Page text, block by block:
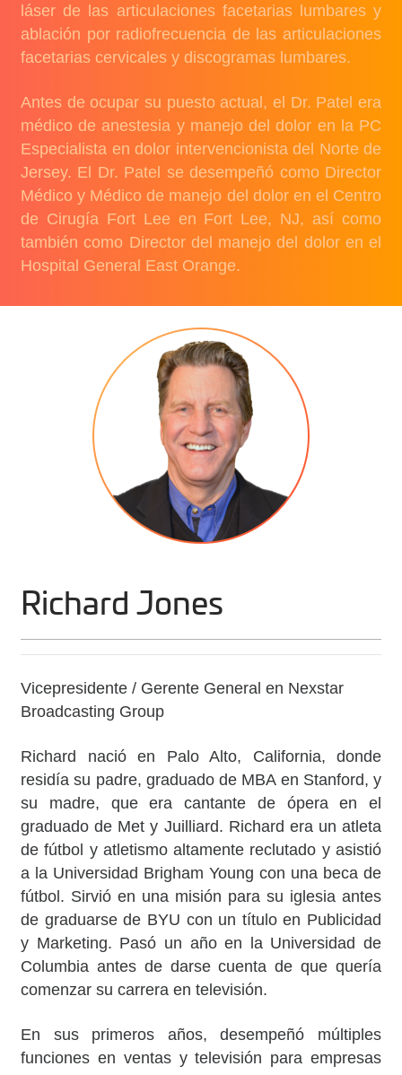
láser de las articulaciones facetarias lumbares y
ablación por radiofrecuencia de las articulaciones
facetarias cervicales y discogramas lumbares.
Antes de ocupar su puesto actual, el Dr. Patel era
médico de anestesia y manejo del dolor en la PC
Especialista en dolor intervencionista del Norte de
Jersey. El Dr. Patel se desempeñó como Director
Médico y Médico de manejo del dolor en el Centro
de Cirugía Fort Lee en Fort Lee, NJ, así como
también como Director del manejo del dolor en el
Hospital General East Orange.
Richard Jones
Vicepresidente / Gerente General en Nexstar
Broadcasting Group
Richard nació en Palo Alto, California, donde
residía su padre, graduado de MBA en Stanford, y
su madre, que era cantante de ópera en el
graduado de Met y Juilliard. Richard era un atleta
de fútbol y atletismo altamente reclutado y asistió
a la Universidad Brigham Young con una beca de
fútbol. Sirvió en una misión para su iglesia antes
de graduarse de BYU con un título en Publicidad
y Marketing. Pasó un año en la Universidad de
Columbia antes de darse cuenta de que quería
comenzar su carrera en televisión.
En sus primeros años, desempeñó múltiples
funciones en ventas y televisión para empresas